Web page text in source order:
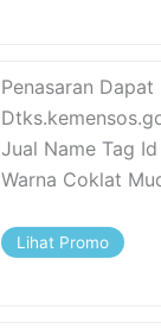
Penasaran
Jual Name Tag
Warna Coklat
Lihat Promo